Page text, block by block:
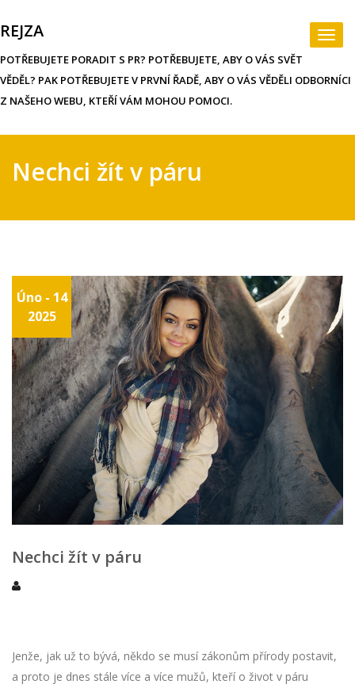
to
content
REJZA
POTŘEBUJETE PORADIT S PR? POTŘEBUJETE, ABY O VÁS SVĚT
VĚDĚL? PAK POTŘEBUJETE V PRVNÍ ŘADĚ, ABY O VÁS VĚDĚLI ODBORNÍCI
Z NAŠEHO WEBU, KTEŘÍ VÁM MOHOU POMOCI.
Nechci žít v páru
Úno - 14
2025
Nechci žít v páru
Jenže, jak už to bývá, někdo se musí zákonům přírody postavit,
a proto je dnes stále více a více mužů, kteří o život v páru